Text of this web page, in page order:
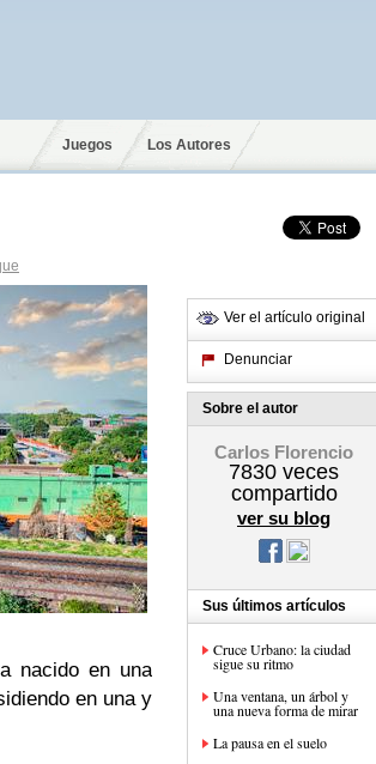
Juegos Los Autores
nacido en una
en una y
Ver el artículo original
Denunciar
Sobre el autor
Carlos Florencio
7830 veces
compartido
ver su blog
Sus últimos artículos
Cruce Urbano: la ciudad
sigue su ritmo
Una ventana, un árbol y
una nueva forma de mirar
La pausa en el suelo